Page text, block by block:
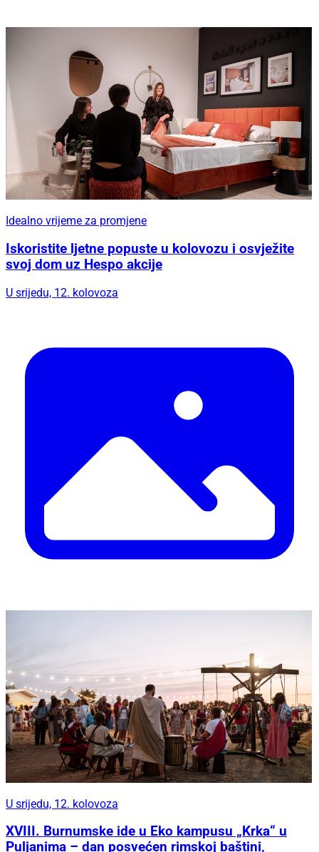
Idealno vrijeme za promjene
Iskoristite ljetne popuste u kolovozu i osvježite
svoj dom uz Hespo akcije
U srijedu, 12. kolovoza
U srijedu, 12. kolovoza
XVIII. Burnumske ide u Eko kampusu „Krka“ u
Puljanima – dan posvećen rimskoj baštini,